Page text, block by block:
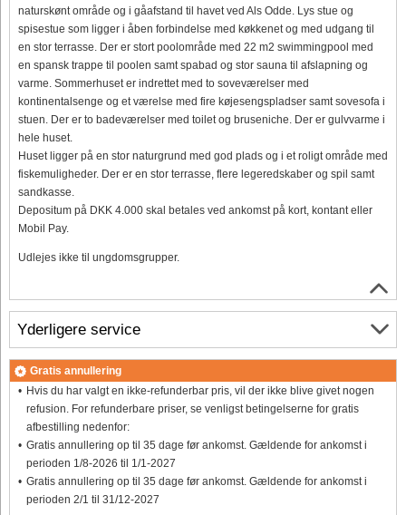
naturskønt område og i gåafstand til havet ved Als Odde. Lys stue og
spisestue som ligger i åben forbindelse med køkkenet og med udgang til
en stor terrasse. Der er stort poolområde med 22 m2 swimmingpool med
en spansk trappe til poolen samt spabad og stor sauna til afslapning og
varme. Sommerhuset er indrettet med to soveværelser med
kontinentalsenge og et værelse med fire køjesengspladser samt sovesofa i
stuen. Der er to badeværelser med toilet og bruseniche. Der er gulvvarme i
hele huset.
Huset ligger på en stor naturgrund med god plads og i et roligt område med
fiskemuligheder. Der er en stor terrasse, flere legeredskaber og spil samt
sandkasse.
Depositum på DKK 4.000 skal betales ved ankomst på kort, kontant eller
Mobil Pay.
Udlejes ikke til ungdomsgrupper.
Yderligere service
Gratis annullering
Hvis du har valgt en ikke-refunderbar pris, vil der ikke blive givet nogen
refusion. For refunderbare priser, se venligst betingelserne for gratis
afbestilling nedenfor:
Gratis annullering op til 35 dage før ankomst. Gældende for ankomst i
perioden 1/8-2026 til 1/1-2027
Gratis annullering op til 35 dage før ankomst. Gældende for ankomst i
perioden 2/1 til 31/12-2027